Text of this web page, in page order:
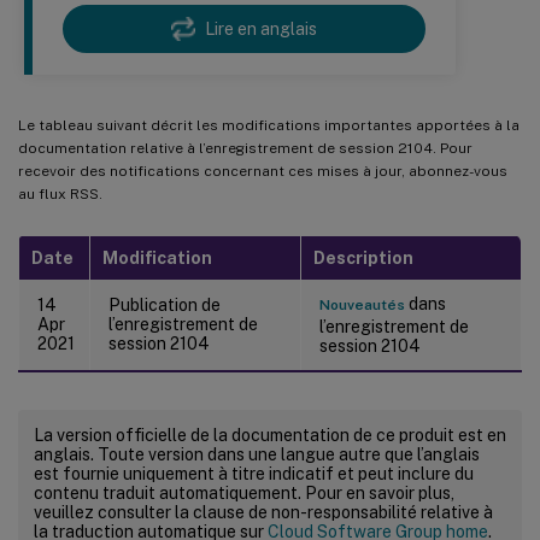
Lire en anglais
Le tableau suivant décrit les modifications importantes apportées à la
documentation relative à l’enregistrement de session 2104. Pour
recevoir des notifications concernant ces mises à jour, abonnez-vous
au flux RSS.
Date Modification Description
14
Apr
2021
Publication de
l’enregistrement de
session 2104
Nouveautés dans
l’enregistrement de
session 2104
La version officielle de la documentation de ce produit est en
anglais. Toute version dans une langue autre que l’anglais
est fournie uniquement à titre indicatif et peut inclure du
contenu traduit automatiquement. Pour en savoir plus,
veuillez consulter la clause de non-responsabilité relative à
la traduction automatique surCloud Software Group home.